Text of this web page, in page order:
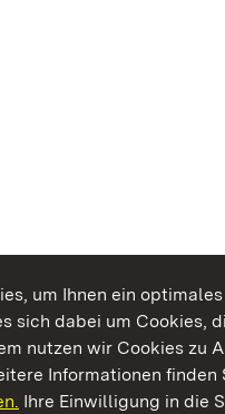
um Ihnen ein
sich dabei um Cookies,
nutzen wir Cookies zu
Informationen finden
Ihre Einwilligung in die